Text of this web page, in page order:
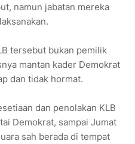
namun jabatan mereka
tersebut bukan pemilik
mantan kader Demokrat
dan tidak hormat.
dan penolakan KLB
Demokrat, sampai Jumat
sah berada di tempat